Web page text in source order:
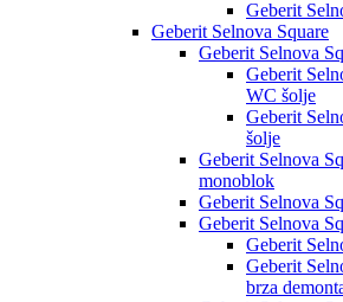
Geberit
Geberit Selnova Square
Geberit Selnova
Geberit
WC šolje
Geberit
šolje
Geberit Selnova
monoblok
Geberit Selnova
Geberit Selnova
Geberit
Geberit
brza